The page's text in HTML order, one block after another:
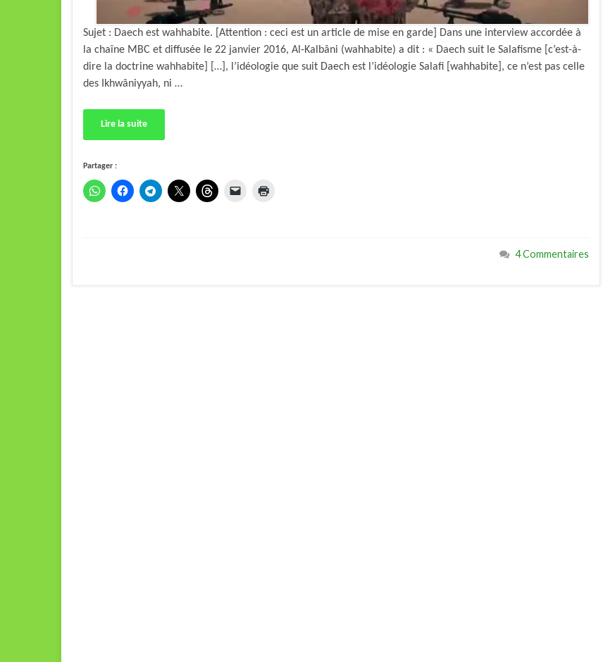
Sujet : Daech est wahhabite. [Attention : ceci est un article de mise en garde] Dans une interview accordée à
la chaîne MBC et diffusée le 22 janvier 2016, Al-Kalbâni (wahhabite) a dit : « Daech suit le Salafisme [c’est-à-
dire la doctrine wahhabite] […], l’idéologie que suit Daech est l’idéologie Salafi [wahhabite], ce n’est pas celle
des Ikhwâniyyah, ni …
Lire la suite
Partager :
4 Commentaires